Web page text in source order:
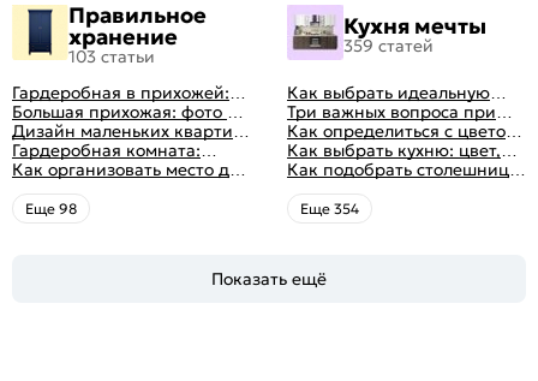
Правильное
хранение
103 статьи
Гардеробная в прихожей:
виды, фото в интерьере,
идеи дизайна
Большая прихожая: фото с
функциональным
распределением дизайна
Дизайн маленьких квартир:
10 идей для дизайна
интерьера с фото
Гардеробная комната:
дизайн, планировка, советы
по обустройству,
распространенные ошибки
Как организовать место для
хранения на балконе
Eще 98
Кухня мечты
359 статей
Как выбрать идеальную
планировку для кухни
Три важных вопроса при
выборе кухни: готовка,
посуда, комфорт
Как определиться с цветом
кухни: светлые, темные,
яркие
Как выбрать кухню: цвет,
планировка, аксессуары
Как подобрать столешницу
для кухни по цвету
Eще 354
Показать ещё